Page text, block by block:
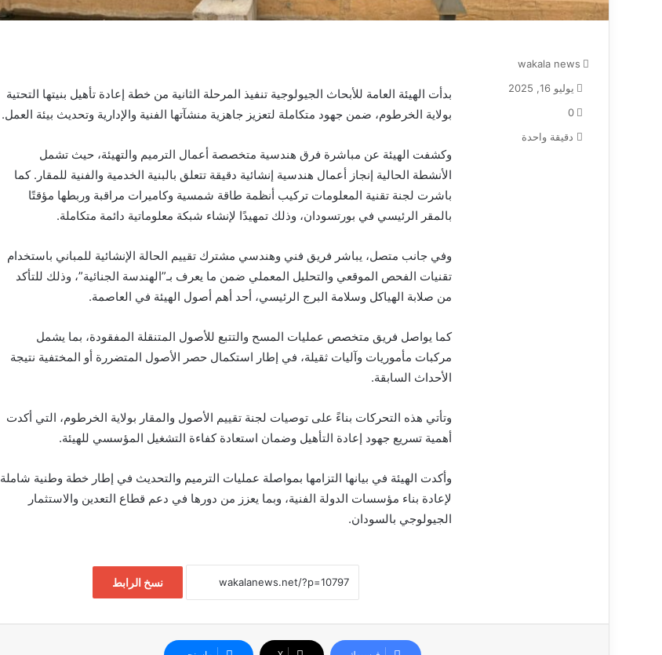
بدأت الهيئة العامة للأبحاث الجيولوجية تنفيذ المرحلة الثانية من خطة إعادة تأهيل بنيتها التحتية
بولاية الخرطوم، ضمن جهود متكاملة لتعزيز جاهزية منشآتها الفنية والإدارية وتحديث بيئة العمل.
وكشفت الهيئة عن مباشرة فرق هندسية متخصصة أعمال الترميم والتهيئة، حيث تشمل
الأنشطة الحالية إنجاز أعمال هندسية إنشائية دقيقة تتعلق بالبنية الخدمية والفنية للمقار. كما
باشرت لجنة تقنية المعلومات تركيب أنظمة طاقة شمسية وكاميرات مراقبة وربطها مؤقتًا
بالمقر الرئيسي في بورتسودان، وذلك تمهيدًا لإنشاء شبكة معلوماتية دائمة متكاملة.
وفي جانب متصل، يباشر فريق فني وهندسي مشترك تقييم الحالة الإنشائية للمباني باستخدام
تقنيات الفحص الموقعي والتحليل المعملي ضمن ما يعرف بـ”الهندسة الجنائية”، وذلك للتأكد
من صلابة الهياكل وسلامة البرج الرئيسي، أحد أهم أصول الهيئة في العاصمة.
كما يواصل فريق متخصص عمليات المسح والتتبع للأصول المتنقلة المفقودة، بما يشمل
مركبات مأموريات وآليات ثقيلة، في إطار استكمال حصر الأصول المتضررة أو المختفية نتيجة
الأحداث السابقة.
وتأتي هذه التحركات بناءً على توصيات لجنة تقييم الأصول والمقار بولاية الخرطوم، التي أكدت
أهمية تسريع جهود إعادة التأهيل وضمان استعادة كفاءة التشغيل المؤسسي للهيئة.
وأكدت الهيئة في بيانها التزامها بمواصلة عمليات الترميم والتحديث في إطار خطة وطنية شاملة
لإعادة بناء مؤسسات الدولة الفنية، وبما يعزز من دورها في دعم قطاع التعدين والاستثمار
الجيولوجي بالسودان.
نسخ الرابط
wakala news
يوليو 16, 2025
0
دقيقة واحدة